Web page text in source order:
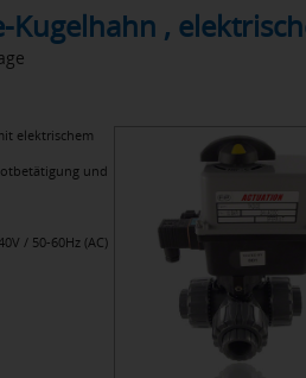
Kugelhahn ,
elektrischem
und
/ 50-60Hz (AC)